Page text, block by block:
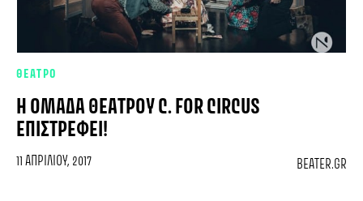
ΘΕΑΤΡΟ
Η ΟΜΆΔΑ ΘΕΆΤΡΟΥ C. FOR CIRCUS
ΕΠΙΣΤΡΈΦΕΙ!
11 ΑΠΡΙΛΊΟΥ, 2017 BEATER.GR